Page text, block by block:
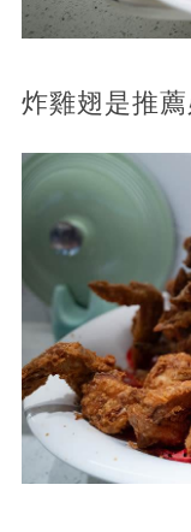
炸雞翅是推薦